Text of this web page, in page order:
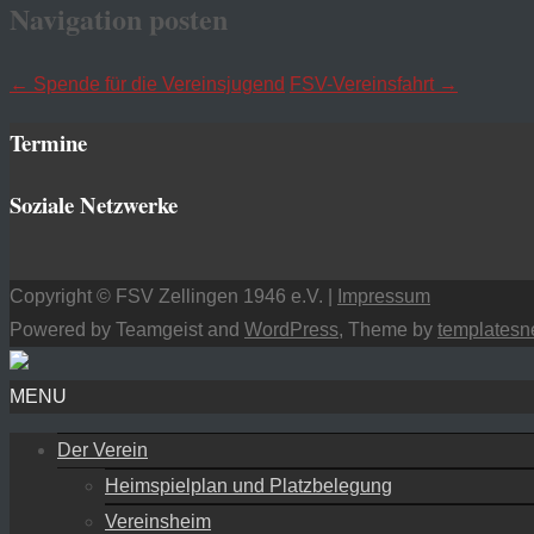
Navigation posten
← Spende für die Vereinsjugend FSV-Vereinsfahrt →
Termine
Soziale Netzwerke
Copyright © FSV Zellingen 1946 e.V. |
Impressum
Powered by Teamgeist and WordPress, Theme by
MENU
Der Verein
Heimspielplan und Platzbelegung
Vereinsheim